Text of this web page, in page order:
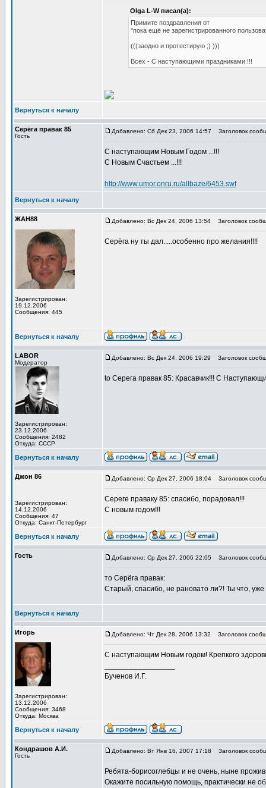
Olga L-W писал(а):
Примите поздравления от
"пока ещё не зарегистрированного
(((заодно и протестирую ;) )))
Всех - С наступающими праздниками !!!
Вернуться к началу
Серёга правак 85
Гость
Добавлено: Сб Дек 23, 2006 14:57 Заголовок
С наступающим Новым Годом ...!!!
С Новым Счастьем ...!!!
http://www.umor.onru.ru/allbaze/6453.swf
Вернуться к началу
ЖАН88
Зарегистрирован:
19.12.2006
Сообщения: 445
Добавлено: Вс Дек 24, 2006 13:54 Заголовок
Серёга ну ты дал.....особенно про желания!!!!
Вернуться к началу
LABOR
Модератор
Зарегистрирован:
23.12.2006
Сообщения: 2482
Откуда: СССР
Добавлено: Вс Дек 24, 2006 19:29 Заголовок
to Серега правак 85: Красавчик!!! С
Вернуться к началу
Джон 86
Зарегистрирован:
14.12.2006
Сообщения: 47
Откуда: Санкт-Петербург
Добавлено: Ср Дек 27, 2006 18:04 Заголовок
Сереге праваку 85: спасибо, порадовал!!!
С новым годом!!!
Вернуться к началу
Гость Добавлено: Ср Дек 27, 2006 22:05 Заголовок
то Серёга правак:
Старый, спасибо, не рановато ли?! Ты что, уже
Вернуться к началу
Игорь
Зарегистрирован:
13.12.2006
Сообщения: 3468
Откуда: Москва
Добавлено: Чт Дек 28, 2006 13:32 Заголовок
С наступающим Новым годом! Крепкого
Бученов И.Г.
Вернуться к началу
Кондрашов А.И.
Гость
Добавлено: Вт Янв 16, 2007 17:18 Заголовок
Ребята-борисоглебцы и не очень, ныне
Окажите посильную помощь, практически не